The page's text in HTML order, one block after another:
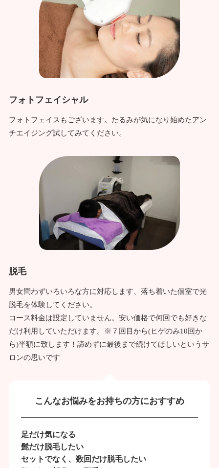
フォトフェイシャル
フォトフェイスもございます。たるみが気になり始めたアン
チエイジング試してみてください。
脱毛
男女問わずいろいろな方に対応します、落ち着いた個室で光
脱毛を体験してください。
コース料金は設定していません。安い価格で何回でも好きな
だけ利用していただけます。※７回目から(ヒゲのみ10回か
ら)半額に致します！諦めずに最後まで続けてほしいというサ
ロンの思いです
こんなお悩みをお持ちの方におすすめ
足だけ気になる
髭だけ脱毛したい
セットでなく、数回だけ脱毛したい